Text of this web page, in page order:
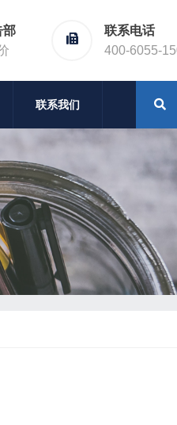
部
联系电话
400-6055-
联系我们